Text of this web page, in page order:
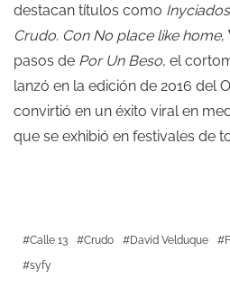
destacan títulos como Inyciados
Crudo. Con No place like home,
pasos de Por Un Beso, el
lanzó en la edición de 2016 del
convirtió en un éxito viral en
que se exhibió en festivales de
Calle 13 Crudo David Velduque
syfy